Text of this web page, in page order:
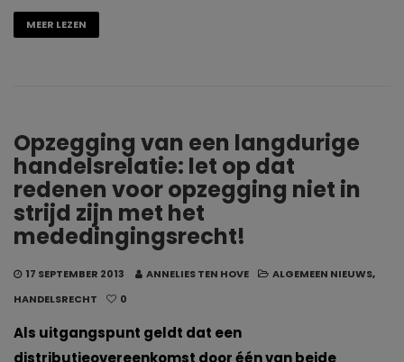
MEER LEZEN
Opzegging van een langdurige
handelsrelatie: let op dat
redenen voor opzegging niet in
strijd zijn met het
mededingingsrecht!
17 SEPTEMBER 2013 ANNELIES TEN HOVE ALGEMEEN NIEUWS,
HANDELSRECHT
0
Als uitgangspunt geldt dat een
distributieovereenkomst door één van beide